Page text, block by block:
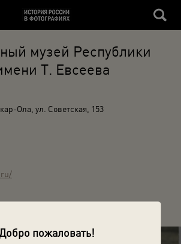
пожаловать!
музей Республики
Т. Евсеева
Ола, ул. Советская, 153